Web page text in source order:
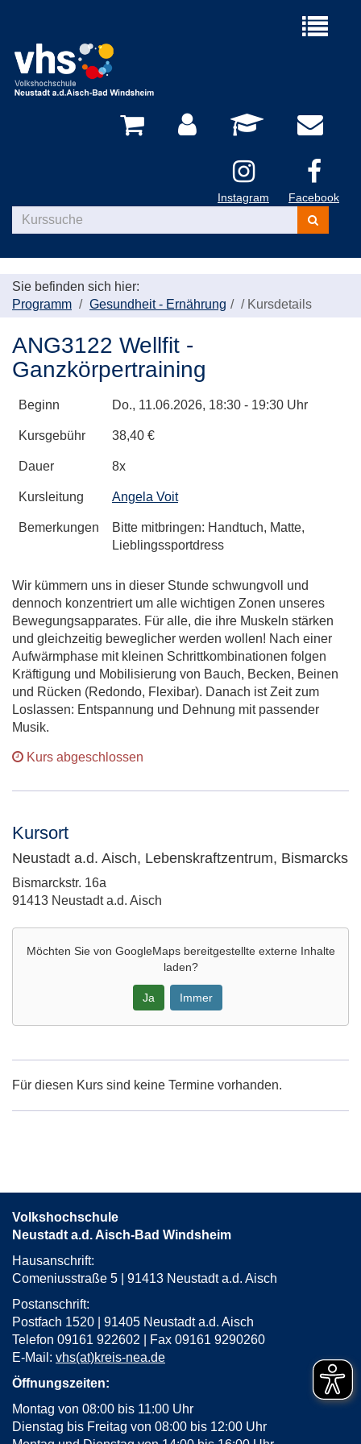
Menü
Instagram Facebook
Kurse
suchen
Sie befinden sich hier:
Programm
Gesundheit - Ernährung / Kursdetails
ANG3122 Wellfit -
Ganzkörpertraining
Beginn Do., 11.06.2026, 18:30 - 19:30 Uhr
Kursgebühr 38,40 €
Dauer 8x
Kursleitung Angela Voit
Bemerkungen
Bitte mitbringen: Handtuch, Matte,
Lieblingssportdress
Wir kümmern uns in dieser Stunde schwungvoll und
dennoch konzentriert um alle wichtigen Zonen unseres
Bewegungsapparates. Für alle, die ihre Muskeln stärken
und gleichzeitig beweglicher werden wollen! Nach einer
Aufwärmphase mit kleinen Schrittkombinationen folgen
Kräftigung und Mobilisierung von Bauch, Becken, Beinen
und Rücken (Redondo, Flexibar). Danach ist Zeit zum
Loslassen: Entspannung und Dehnung mit passender
Musik.
Kurs abgeschlossen
Kursort
Neustadt a.d. Aisch, Lebenskraftzentrum, Bismarcks
Adresse:
Bismarckstr. 16a
91413 Neustadt a.d. Aisch
Möchten Sie von GoogleMapsbereitgestellte externe Inhalte
laden?
Ja Immer
Maps
Karte
Neustadt
neuem
Fenster
öffnen
Für diesen Kurs sind keine Termine vorhanden.
Volkshochschule
Neustadt a.d. Aisch-Bad Windsheim
Hausanschrift:
Comeniusstraße 5 | 91413 Neustadt a.d. Aisch
Postanschrift:
Postfach 1520 | 91405 Neustadt a.d. Aisch
Telefon 09161 922602 | Fax 09161 9290260
E-Mail: vhs(at)kreis-nea.de
Öffnungszeiten:
Montag von 08:00 bis 11:00 Uhr
Dienstag bis Freitag von 08:00 bis 12:00 Uhr